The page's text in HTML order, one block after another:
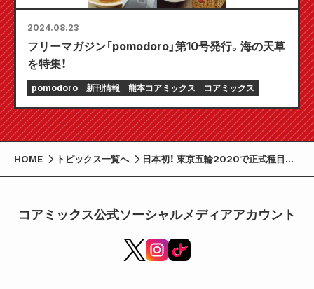
2024.08.23
フリーマガジン「pomodoro」第10号発行。海の天草
を特集！
pomodoro 新刊情報 熊本コアミックス コアミックス
HOME トピックス一覧へ
日本初！ 東京五輪2020で正式種目に
コアミックス公式ソーシャルメディアアカウント